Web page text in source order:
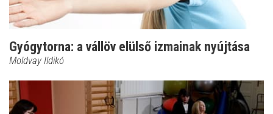
Gyógytorna: a vállöv elülső izmainak nyújtása
Moldvay Ildikó